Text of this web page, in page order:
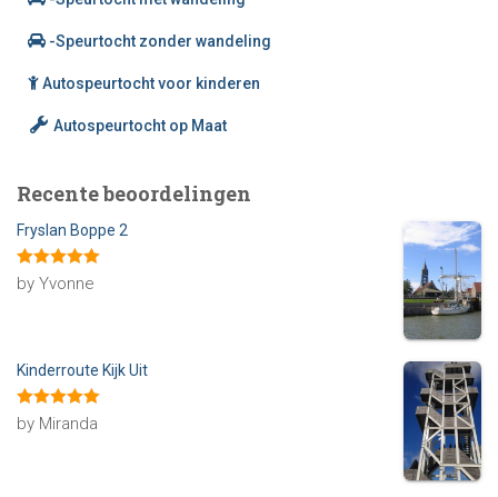
-Speurtocht zonder wandeling
Autospeurtocht voor kinderen
Autospeurtocht op Maat
Recente beoordelingen
Fryslan Boppe 2
Rated5out
of 5
by Yvonne
Kinderroute Kijk Uit
Rated5out
of 5
by Miranda